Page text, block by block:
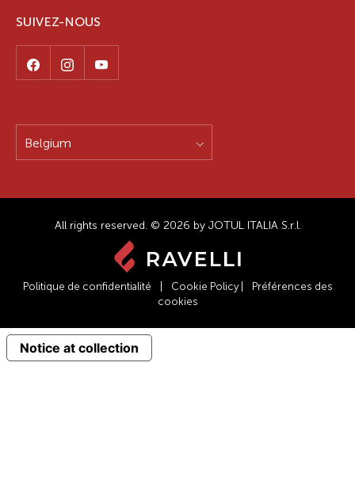
SUIVEZ-NOUS
Belgium
All rights reserved. © 2026 by JOTUL ITALIA S.r.l.
Politique de confidentialité Cookie Policy
Préférences des
cookies
Notice at collection